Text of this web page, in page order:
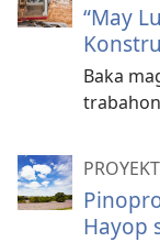
“May
Baka
Hayop